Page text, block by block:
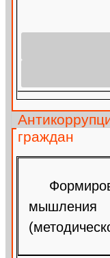
граждан